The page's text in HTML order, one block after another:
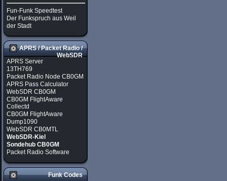
Fun-Funk Speedtest
Der Funkspruch aus Weil
der Stadt
APRS / Packet Radio /
WebSDR
APRS Server
13TH769
Packet Radio Node CB0GM
APRS Pass Calculator
WebSDR CB0GM
CB0GM FlightAware
Collectd
CB0GM FlightAware
Dump1090
WebSDR CB0MTL
WebSDR-Kiel
Sondehub CB0GM
Packet Radio Software
Funk Codes